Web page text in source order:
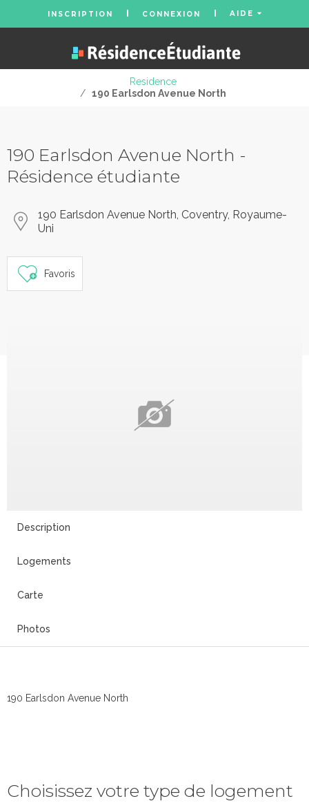
INSCRIPTION CONNEXION AIDE
Residence
/ 190 Earlsdon Avenue North
190 Earlsdon Avenue North -
Résidence étudiante
190 Earlsdon Avenue North, Coventry, Royaume-
Uni
Favoris
Description
Logements
Carte
Photos
190 Earlsdon Avenue North
Choisissez votre type de logement